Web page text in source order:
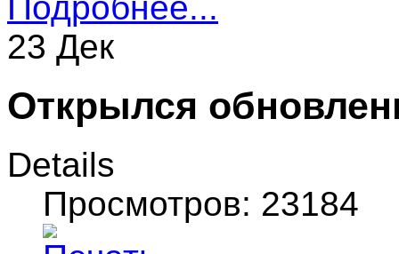
23 Дек
Открылся
Details
Просмотров: 23184